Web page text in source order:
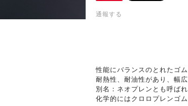
通報する
性能にバランスのとれたゴム
耐熱性、耐油性があり、幅
別名：ネオプレンとも呼ば
化学的にはクロロプレンゴ